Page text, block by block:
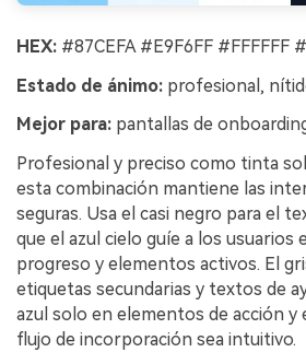
HEX: #87CEFA #E9F6FF #FFFFFF
Estado de ánimo: profesional,
Mejor para: pantallas de
Profesional y preciso como tinta
esta combinación mantiene las
seguras. Usa el casi negro para el
que el azul cielo guíe a los usuarios
progreso y elementos activos. El
etiquetas secundarias y textos de
azul solo en elementos de acción y
flujo de incorporación sea intuitivo.